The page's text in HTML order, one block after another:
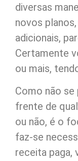
diversas
novos
adicionais,
Certamente
ou mais,
Como não se
frente de
ou não, é o
faz-se
receita paga,